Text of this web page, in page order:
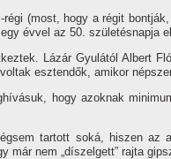
régi (most, hogy a régit
évvel az 50. szüle­tésnapja
Lázár Gyulától Albert
esztendők, amikor
hogy azoknak
tartott soká, hiszen
már nem „dí­szelgett” rajta